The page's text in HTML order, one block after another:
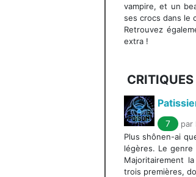
vampire, et un
ses crocs dans le
Retrouvez
extra !
7
par
Plus shônen-ai
légères. Le
Majoritairement
trois premières,